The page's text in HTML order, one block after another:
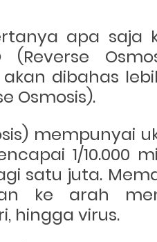
apa saja
(Reverse
dibahas
Osmosis).
mempunyai
1/10.000
satu juta.
ke arah
hingga virus.